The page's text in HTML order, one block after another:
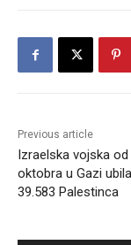
Previous article
Izraelska vojska od
oktobra u Gazi
39.583 Palestinca